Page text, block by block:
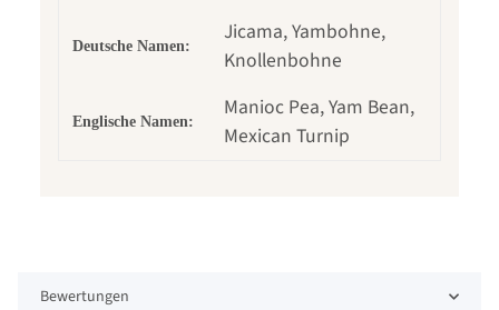
Deutsche Namen:
Jicama, Yambohne,
Knollenbohne
Englische Namen:
Manioc Pea, Yam Bean,
Mexican Turnip
Bewertungen